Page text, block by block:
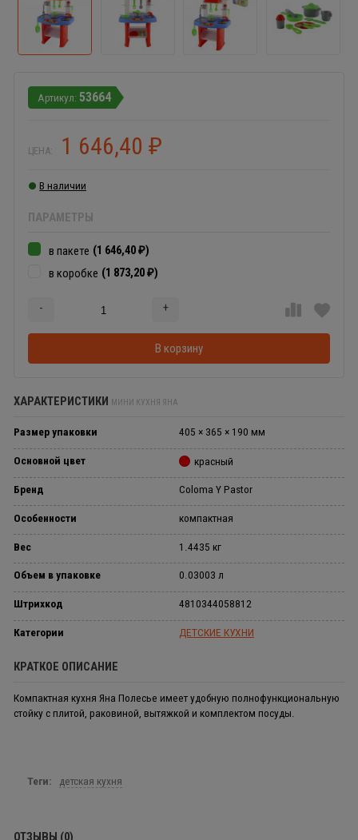
53664
ЦЕНА: 1 646,40 ₽
В наличии
ПАРАМЕТРЫ
в пакете (1 646,40 ₽)
в коробке (1 873,20 ₽)
- +
В корзину
ХАРАКТЕРИСТИКИ МИНИ КУХНЯ ЯНА
Размер упаковки 405 × 365 × 190 мм
Основной цвет красный
Бренд Coloma Y Pastor
Особенности компактная
Вес 1.4435 кг
Объем в упаковке 0.03003 л
Штрихкод 4810344058812
Категории ДЕТСКИЕ КУХНИ
КРАТКОЕ ОПИСАНИЕ
Компактная кухня Яна Полесье имеет удобную полнофункциональную
стойку с плитой, раковиной, вытяжкой и комплектом посуды.
Теги: детская кухня
ОТЗЫВЫ (0)